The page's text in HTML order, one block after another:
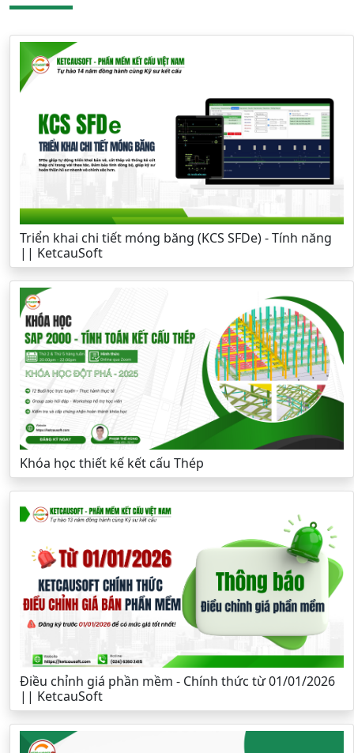
Triển khai chi tiết móng băng (KCS SFDe) - Tính năng
|| KetcauSoft
Khóa học thiết kế kết cấu Thép
Điều chỉnh giá phần mềm - Chính thức từ 01/01/2026
|| KetcauSoft